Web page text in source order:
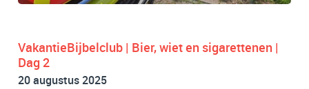
VakantieBijbelclub | Bier, wiet en sigarettenen |
Dag 2
20 augustus 2025